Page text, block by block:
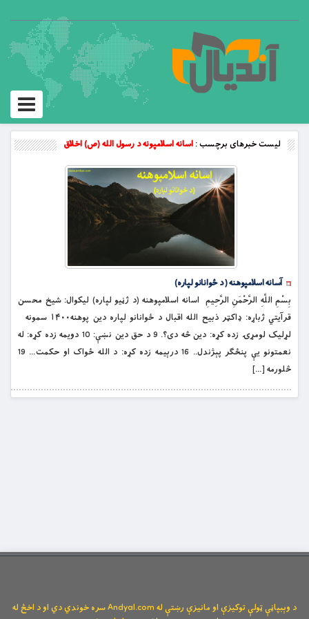
Toggle
لیست خبرهای برچسب :اسانه اسلامپونه د رسول الله (ص) اخلاق
آسانه اسلامپوهنه ( د ځوانانو لپاره)
بِسْمِ اللَّهِ الرَّحْمَنِ الرَّحِيمِ اسانه اسلامپوهنه (د ژڼیو لپاره) لیکوال: شیخ محسن
قرآيتي ژباړه: ډاکټر ذبیح الله اقبال د ځوانانو لپاره دین پوهنه۱۴۰۰ سمونه
لړلیک لومړۍ زده کړه: دین څه دی؟. 9 د حق دین نښې: 10 دویمه زده کړه: له
نعمتونو یې پنځګر پېژندل.. 16 درېیمه زده کړه: د الله ځواک او حکمت… 19
څلورمه […]
د وېبپاڼې ټولې توکیزې او مانیزې رښتې له Andyal.com سره خوندي دي او د اخځ له